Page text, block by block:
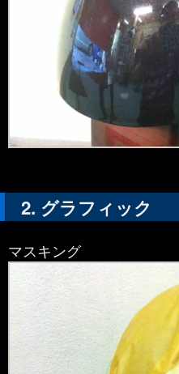
グラフィック
マスキング